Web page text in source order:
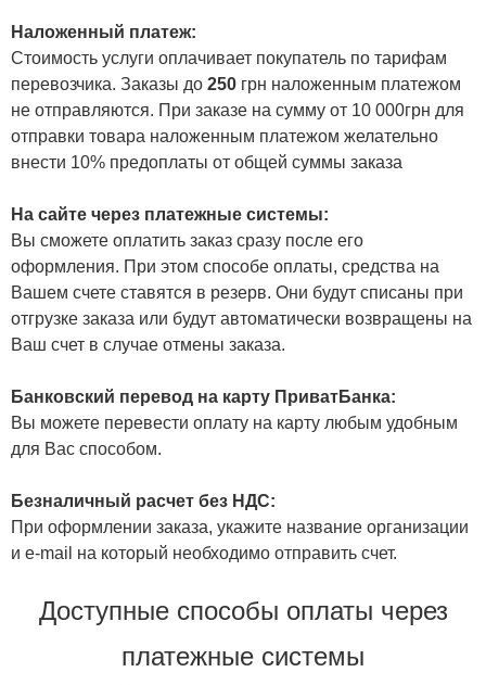
Наложенный платеж:
Стоимость услуги оплачивает покупатель по тарифам
перевозчика. Заказы до 250 грн наложенным платежом
не отправляются. При заказе на сумму от 10 000грн для
отправки товара наложенным платежом желательно
внести 10% предоплаты от общей суммы заказа
На сайте через платежные системы:
Вы сможете оплатить заказ сразу после его
оформления. При этом способе оплаты, средства на
Вашем счете ставятся в резерв. Они будут списаны при
отгрузке заказа или будут автоматически возвращены на
Ваш счет в случае отмены заказа.
Банковский перевод на карту ПриватБанка:
Вы можете перевести оплату на карту любым удобным
для Вас способом.
Безналичный расчет без НДС:
При оформлении заказа, укажите название организации
и e-mail на который необходимо отправить счет.
Доступные способы оплаты через
платежные системы